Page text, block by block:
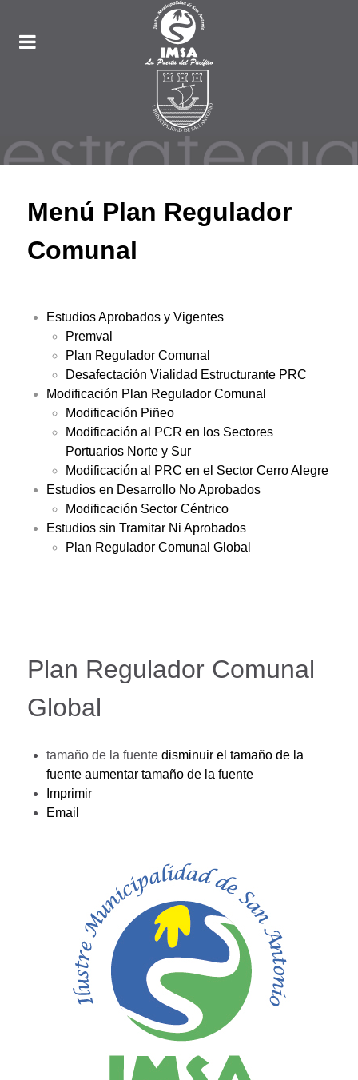
Menú Plan Regulador
Comunal
Estudios Aprobados y Vigentes
Premval
Plan Regulador Comunal
Desafectación Vialidad Estructurante PRC
Modificación Plan Regulador Comunal
Modificación Piñeo
Modificación al PCR en los Sectores
Portuarios Norte y Sur
Modificación al PRC en el Sector Cerro Alegre
Estudios en Desarrollo No Aprobados
Modificación Sector Céntrico
Estudios sin Tramitar Ni Aprobados
Plan Regulador Comunal Global
Plan Regulador Comunal
Global
tamaño de la fuente disminuir el tamaño de la
fuente aumentar tamaño de la fuente
Imprimir
Email